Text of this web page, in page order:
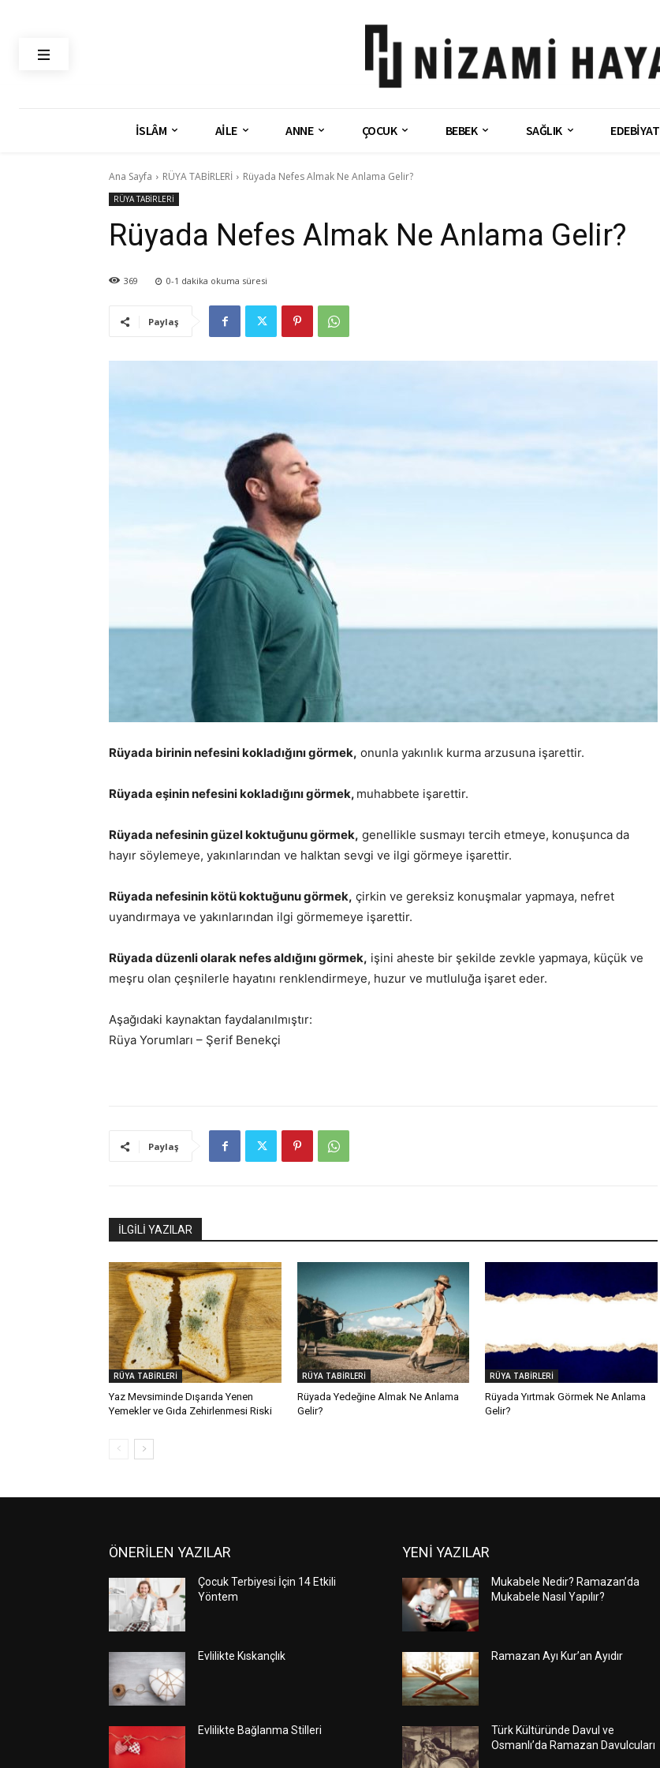
İSLÂM AİLE ANNE ÇOCUK BEBEK SAĞLIK EDEBİYAT
Ana Sayfa RÜYA TABİRLERİ Rüyada Nefes Almak Ne Anlama Gelir?
RÜYA TABİRLERİ
Rüyada Nefes Almak Ne Anlama Gelir?
369 0-1 dakika okuma süresi
Paylaş
Rüyada birinin nefesini kokladığını görmek, onunla yakınlık kurma arzusuna işarettir.
Rüyada eşinin nefesini kokladığını görmek, muhabbete işarettir.
Rüyada nefesinin güzel koktuğunu görmek, genellikle susmayı tercih etmeye, konuşunca da
hayır söylemeye, yakınlarından ve halktan sevgi ve ilgi görmeye işarettir.
Rüyada nefesinin kötü koktuğunu görmek, çirkin ve gereksiz konuşmalar yapmaya, nefret
uyandırmaya ve yakınlarından ilgi görmemeye işarettir.
Rüyada düzenli olarak nefes aldığını görmek, işini aheste bir şekilde zevkle yapmaya, küçük ve
meşru olan çeşnilerle hayatını renklendirmeye, huzur ve mutluluğa işaret eder.
Aşağıdaki kaynaktan faydalanılmıştır:
Rüya Yorumları – Şerif Benekçi
Paylaş
İLGİLİ YAZILAR
RÜYA TABİRLERİ
Yaz Mevsiminde Dışarıda Yenen
Yemekler ve Gıda Zehirlenmesi Riski
RÜYA TABİRLERİ
Rüyada Yedeğine Almak Ne Anlama
Gelir?
RÜYA TABİRLERİ
Rüyada Yırtmak Görmek Ne Anlama
Gelir?
ÖNERİLEN YAZILAR
Çocuk Terbiyesi İçin 14 Etkili
Yöntem
Evlilikte Kıskançlık
Evlilikte Bağlanma Stilleri
YENİ YAZILAR
Mukabele Nedir? Ramazan’da
Mukabele Nasıl Yapılır?
Ramazan Ayı Kur’an Ayıdır
Türk Kültüründe Davul ve
Osmanlı’da Ramazan Davulcuları